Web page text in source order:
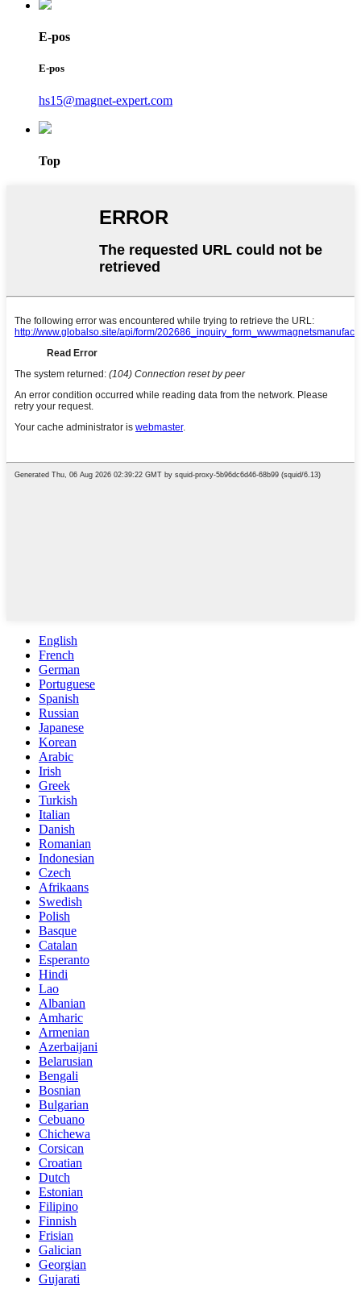
E-pos
E-pos
hs15@magnet-expert.com
Top
English
French
German
Portuguese
Spanish
Russian
Japanese
Korean
Arabic
Irish
Greek
Turkish
Italian
Danish
Romanian
Indonesian
Czech
Afrikaans
Swedish
Polish
Basque
Catalan
Esperanto
Hindi
Lao
Albanian
Amharic
Armenian
Azerbaijani
Belarusian
Bengali
Bosnian
Bulgarian
Cebuano
Chichewa
Corsican
Croatian
Dutch
Estonian
Filipino
Finnish
Frisian
Galician
Georgian
Gujarati